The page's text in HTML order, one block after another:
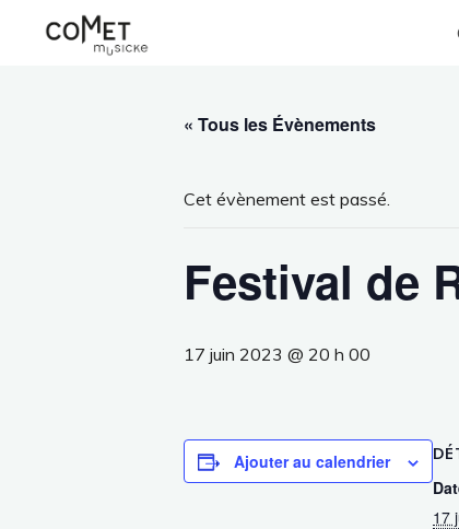
« Tous les Évènements
Cet évènement est passé.
Festival de
17 juin 2023 @ 20 h 00
Ajouter au calendrier
17